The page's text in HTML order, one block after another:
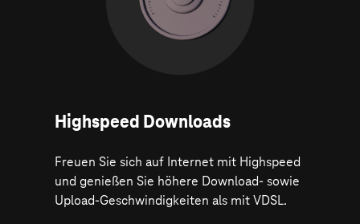
Highspeed Downloads
Freuen Sie sich auf Internet mit Highspeed
und genießen Sie höhere Download- sowie
Upload-Geschwindigkeiten als mit VDSL.